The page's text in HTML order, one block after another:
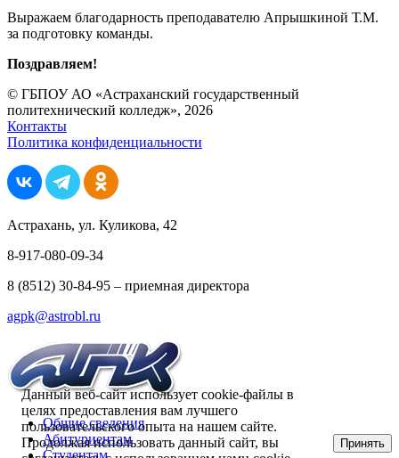
Выражаем благодарность преподавателю Апрышкиной Т.М.
за подготовку команды.
Поздравляем!
© ГБПОУ АО «Астраханский государственный
политехнический колледж», 2026
Контакты
Политика конфиденциальности
Астрахань, ул. Куликова, 42
8-917-080-09-34
8 (8512) 30-84-95 – приемная директора
agpk@astrobl.ru
Общие сведения
Абитуриентам
Студентам
Данный веб-сайт использует cookie-файлы в
целях предоставления вам лучшего
пользовательского опыта на нашем сайте.
Продолжая использовать данный сайт, вы
Принять